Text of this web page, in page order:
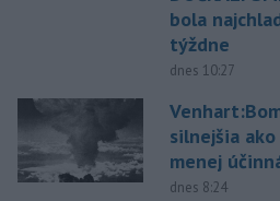
bola
týždne
dnes 10:27
silnejšia
menej
dnes 8:24